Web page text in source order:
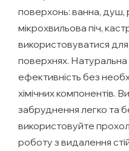
поверхонь: ванна, душ,
мікрохвильова піч,
використовуватися
поверхнях.
ефективність без
хімічних компонентів.
забруднення легко та
використовуйте
роботу з видалення